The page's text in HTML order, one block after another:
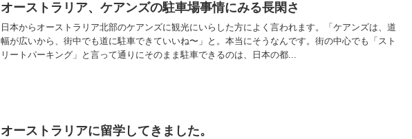
オーストラリア、ケアンズの駐車場事情にみる長閑さ
日本からオーストラリア北部のケアンズに観光にいらした方によく言われます。「ケアンズは、道
幅が広いから、街中でも道に駐車できていいね〜」と。本当にそうなんです。街の中心でも「スト
リートパーキング」と言って通りにそのまま駐車できるのは、日本の都...
オーストラリアに留学してきました。